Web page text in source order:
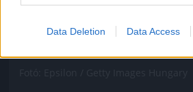
Data Deletion Data Access